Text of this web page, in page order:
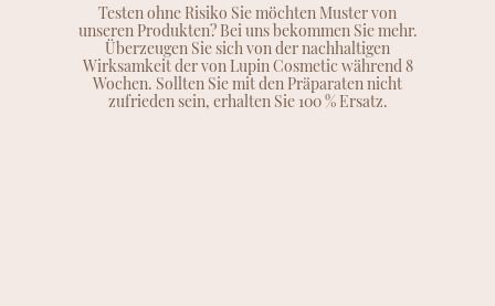
Testen ohne Risiko Sie möchten Muster von
unseren Produkten? Bei uns bekommen Sie mehr.
Überzeugen Sie sich von der nachhaltigen
Wirksamkeit der von Lupin Cosmetic während 8
Wochen. Sollten Sie mit den Präparaten nicht
zufrieden sein, erhalten Sie 100 % Ersatz.